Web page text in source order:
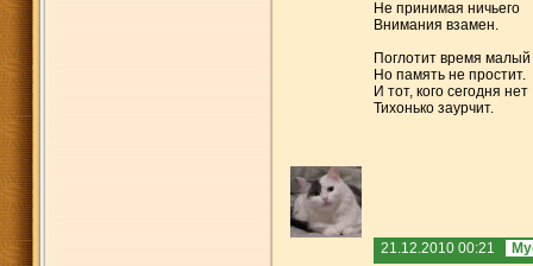
Не принимая ничьего
Внимания взамен.
Поглотит время малый
Но память не простит.
И тот, кого сегодня нет
Тихонько заурчит.
21.12.2010 00:21